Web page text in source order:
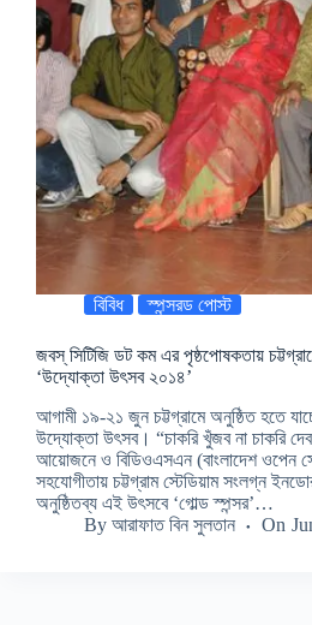
বিবিধ স্পন্সরড পোস্ট
জবস্‌ সিটিজি ডট কম এর পৃষ্ঠপোষকতায়
‘উদ্যোক্তা উৎসব ২০১৪’
আগামী ১৯-২১ জুন চট্টগ্রামে অনুষ্ঠিত হতে
উদ্যোক্তা উৎসব। “চাকরি খুঁজব না চাকরি দেব”
আয়োজনে ও বিডিওএসএন (বাংলাদেশ ওপেন
সহযোগীতায় চট্টগ্রাম স্টেডিয়াম সংলগ্ন
অনুষ্ঠিতব্য এই উৎসবে ‘গোল্ড স্পন্সর’…
By আরাফাত বিন সুলতান On